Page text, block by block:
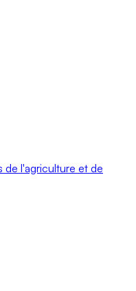
de l'agriculture et de